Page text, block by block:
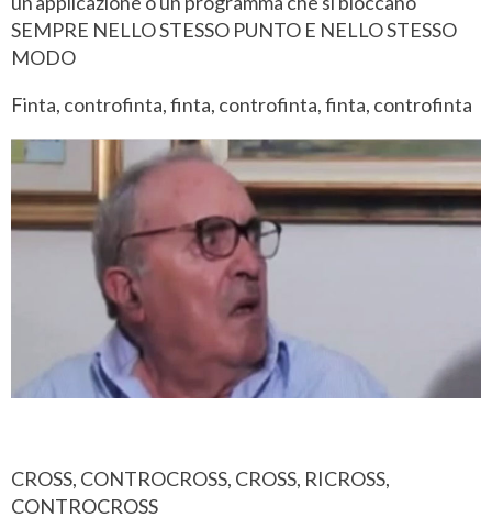
SEMPRE NELLO STESSO PUNTO E NELLO STESSO
MODO
Finta, controfinta, finta, controfinta, finta, controfinta
CROSS, CONTROCROSS, CROSS, RICROSS,
CONTROCROSS